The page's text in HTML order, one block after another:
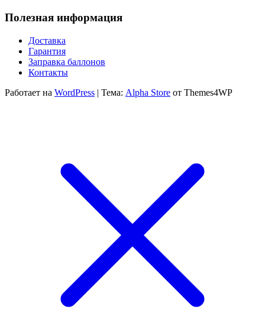
Полезная информация
Доставка
Гарантия
Заправка баллонов
Контакты
Работает на WordPress | Тема: Alpha Store от Themes4WP